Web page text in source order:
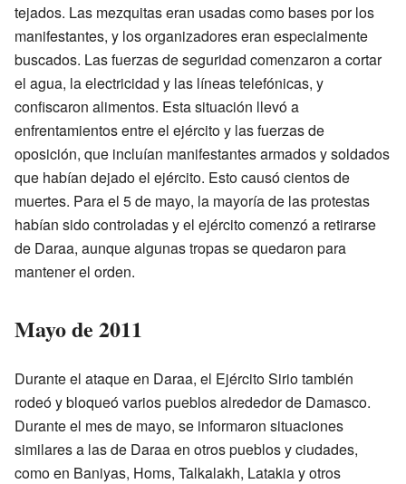
tejados. Las mezquitas eran usadas como bases por los
manifestantes, y los organizadores eran especialmente
buscados. Las fuerzas de seguridad comenzaron a cortar
el agua, la electricidad y las líneas telefónicas, y
confiscaron alimentos. Esta situación llevó a
enfrentamientos entre el ejército y las fuerzas de
oposición, que incluían manifestantes armados y soldados
que habían dejado el ejército. Esto causó cientos de
muertes. Para el 5 de mayo, la mayoría de las protestas
habían sido controladas y el ejército comenzó a retirarse
de Daraa, aunque algunas tropas se quedaron para
mantener el orden.
Mayo de 2011
Durante el ataque en Daraa, el Ejército Sirio también
rodeó y bloqueó varios pueblos alrededor de Damasco.
Durante el mes de mayo, se informaron situaciones
similares a las de Daraa en otros pueblos y ciudades,
como en Baniyas, Homs, Talkalakh, Latakia y otros